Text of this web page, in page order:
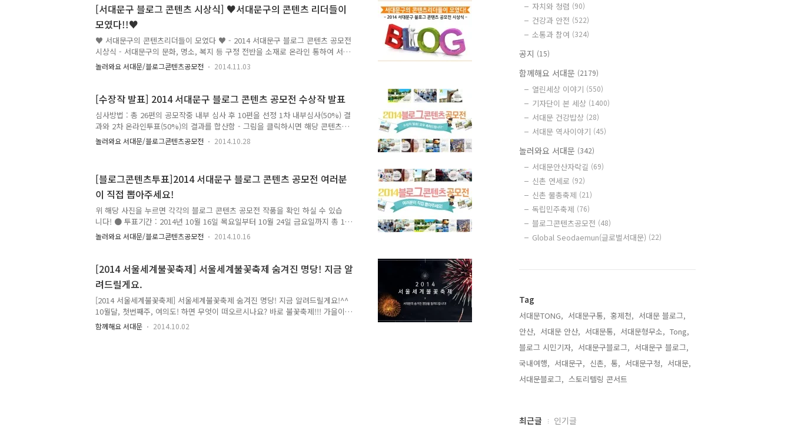
대학교 정문까지 이르는 연세로 문화의 거리에서 열린 신촌 물총축제와 월드컵
경기 거리응원 등 신촌 연세로만이 갖고 있는 문화행사를 통해 역동성와 활기를
생생하게 보여주고 있답니다! 서대문 안산에서 보는 서울이라는 주제로 서울의
여러 모습과 불꽃축제를 바라보는 멋진 전경을 통하여 서대문안산이 얼마나 멋
진 곳인지 소개하고 있..
[서대문구 블로그 콘텐츠 시상식] ♥서대문구의 콘텐츠 리더들이
모였다!!♥
♥ 서대문구의 콘텐츠리더들이 모였다 ♥ - 2014 서대문구 블로그 콘텐츠 공모전
시상식 - 서대문구의 문화, 명소, 복지 등 구정 전반을 소재로 온라인 통하여 서
대문구의 재미난 소재와 이야기들을 알리는 것으로 구민들이 직접 참여하고 구
민과 공유함으로써 서대문구의 자랑거리를 구민과 함께 널리 홍보하고자 개최했
상자분들 모두모두 축하드립니다!!! - 일 시 : 2014년 10월 31일 금요일 오후 3시
- 장 소 : 서대문구청 부구청장실 - 수상자 최우수작품 · 유현준 "[서대문 정보] 서
대문에 숨어있는 젊음, 맛, 멋 역사를 파헤치자!" 우수작품 · 윤치영 "걸어서 다
양한 명소를 만나는 서대문구속으로" · 김승화 "서대문 가..
놀러와요 서대문/블로그콘텐츠공모전 2014.11.03
[수장작 발표] 2014 서대문구 블로그 콘텐츠 공모전 수상작 발표
심사방법 : 총 26편의 공모작중 내부 심사 후 10편을 선정 1차 내부심사(50%) 결
과와 2차 온라인투표(50%)의 결과를 합산함 - 그림을 클릭하시면 해당 콘텐츠를
확인하실 수 있습니다.
놀러와요 서대문/블로그콘텐츠공모전 2014.10.28
[블로그콘텐츠투표]2014 서대문구 블로그 콘텐츠 공모전 여러분
이 직접 뽑아주세요!
위 해당 사진을 누르면 각각의 블로그 콘텐츠 공모전 작품을 확인 하실 수 있습
니다! ● 투표기간 : 2014년 10월 16일 목요일부터 10월 24일 금요일까지 총 10
편의 공모전 작품 중 두 개의 콘텐츠를 선택해 주세요!!! - 24편의 공모작중 1차
내부심사 결과 상위 10편 선정 - 많은 참여 부탁드립니다!!! Create your free
tool.
놀러와요 서대문/블로그콘텐츠공모전 2014.10.16
[2014 서울세계불꽃축제] 서울세계불꽃축제 숨겨진 명당! 지금 알
려드릴게요.
[2014 서울세계불꽃축제] 서울세계불꽃축제 숨겨진 명당! 지금 알려드릴게요!^^
10월달, 첫번째주, 여의도! 하면 무엇이 떠오르시나요? 바로 불꽃축제!!! 가을이
오면 어김없이 찾아오는 불꽃놀이의 향연이 드디어 이번 주말 한강에서 펼쳐집
니다~ 연인들에게는 필수 데이트 코스이자 축제의 기간 동안 대한민국을 찾는 많
함께해요 서대문 2014.10.02
자치와 청렴 (90)
건강과 안전 (522)
소통과 참여 (324)
공지 (15)
함께해요 서대문 (2179)
열린세상 이야기 (550)
기자단이 본 세상 (1400)
서대문 건강밥상 (28)
서대문 역사이야기 (45)
놀러와요 서대문 (342)
서대문안산자락길 (69)
신촌 연세로 (92)
신촌 물총축제 (21)
독립민주축제 (76)
블로그콘텐츠공모전 (48)
Global Seodaemun(글로벌서대문) (22)
Tag
서대문TONG, 서대문구통, 홍제천, 서대문 블로그,
안산, 서대문 안산, 서대문통, 서대문형무소, Tong,
블로그 시민기자, 서대문구블로그, 서대문구 블로그,
국내여행, 서대문구, 신촌, 통, 서대문구청, 서대문,
서대문블로그, 스토리텔링 콘서트,
최
최근글 인기글